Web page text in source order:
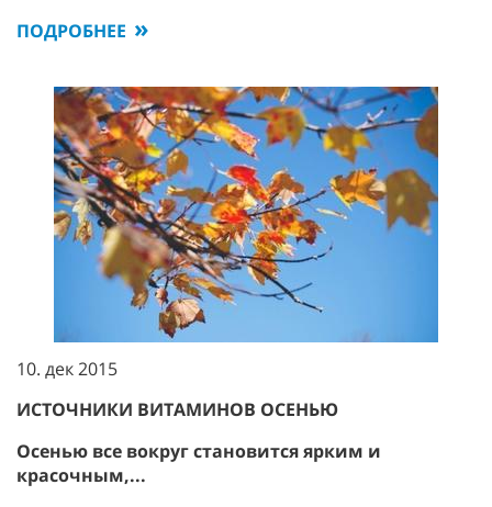
ПОДРОБНЕЕ
10. дек 2015
ИСТОЧНИКИ ВИТАМИНОВ ОСЕНЬЮ
Осенью все вокруг становится ярким и
красочным,...